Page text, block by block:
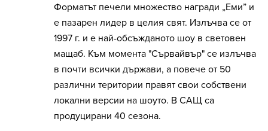
Форматът печели множество награди „Еми” и
е пазарен лидер в целия свят. Излъчва се от
1997 г. и е най-обсъжданото шоу в световен
мащаб. Към момента "Сървайвър" се излъчва
в почти всички държави, а повече от 50
различни територии правят свои собствени
локални версии на шоуто. В САЩ са
продуцирани 40 сезона.